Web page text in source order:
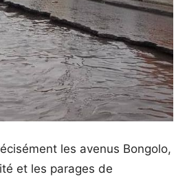
les avenus Bongolo,
et les parages de